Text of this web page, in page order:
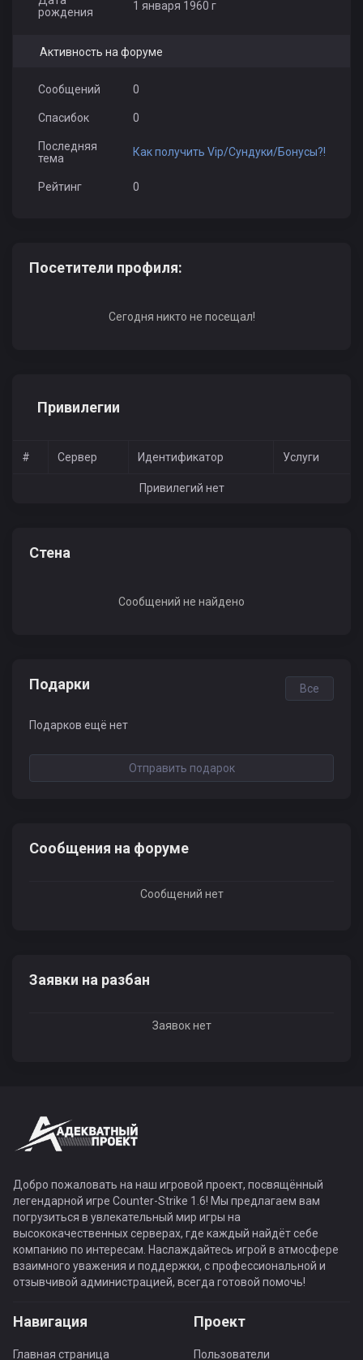
рождения
1 января 1960 г
Активность на форуме
Сообщений 0
Спасибок 0
Последняя
тема
Как получить Vip/Сундуки/Бонусы?!
Рейтинг 0
Посетители профиля:
Сегодня никто не посещал!
Привилегии
# Сервер Идентификатор Услуги
Привилегий нет
Стена
Сообщений не найдено
Подарки Все
Подарков ещё нет
Отправить подарок
Сообщения на форуме
Сообщений нет
Заявки на разбан
Заявок нет
Добро пожаловать на наш игровой проект, посвящённый
легендарной игре Counter-Strike 1.6! Мы предлагаем вам
погрузиться в увлекательный мир игры на
высококачественных серверах, где каждый найдёт себе
компанию по интересам. Наслаждайтесь игрой в атмосфере
взаимного уважения и поддержки, с профессиональной и
отзывчивой администрацией, всегда готовой помочь!
Навигация
Главная страница
Проект
Пользователи